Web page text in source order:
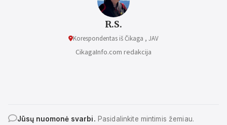
R.S.
Korespondentas iš Čikaga , JAV
CikagaInfo.com redakcija
Jūsų nuomonė svarbi. Pasidalinkite mintimis žemiau.